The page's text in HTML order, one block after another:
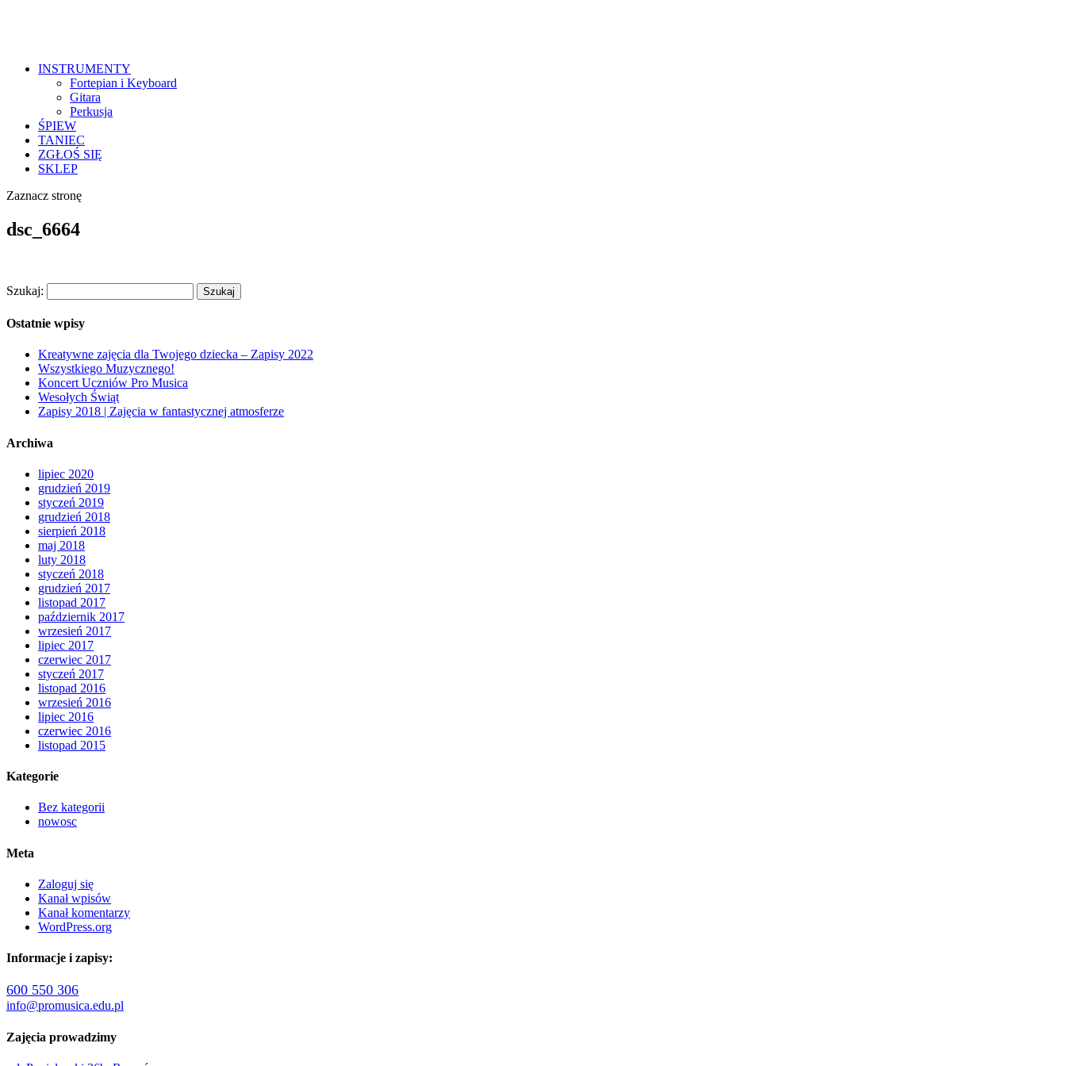
INSTRUMENTY
Fortepian i Keyboard
Gitara
Perkusja
ŚPIEW
TANIEC
ZGŁOŚ SIĘ
SKLEP
Zaznacz stronę
dsc_6664
Szukaj:
Ostatnie wpisy
Kreatywne zajęcia dla Twojego dziecka – Zapisy 2022
Wszystkiego Muzycznego!
Koncert Uczniów Pro Musica
Wesołych Świąt
Zapisy 2018 | Zajęcia w fantastycznej atmosferze
Archiwa
lipiec 2020
grudzień 2019
styczeń 2019
grudzień 2018
sierpień 2018
maj 2018
luty 2018
styczeń 2018
grudzień 2017
listopad 2017
październik 2017
wrzesień 2017
lipiec 2017
czerwiec 2017
styczeń 2017
listopad 2016
wrzesień 2016
lipiec 2016
czerwiec 2016
listopad 2015
Kategorie
Bez kategorii
nowosc
Meta
Zaloguj się
Kanał wpisów
Kanał komentarzy
WordPress.org
Informacje i zapisy:
600 550 306
info@promusica.edu.pl
Zajęcia prowadzimy